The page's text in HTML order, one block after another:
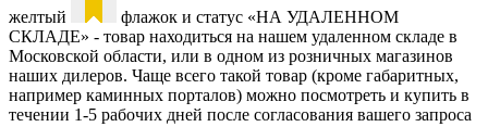
желтый
флажок и статус «НА УДАЛЕННОМ
СКЛАДЕ» - товар находиться на нашем удаленном складе в
Московской области, или в одном из розничных магазинов
наших дилеров. Чаще всего такой товар (кроме габаритных,
например каминных порталов) можно посмотреть и купить в
течении 1-5 рабочих дней после согласования вашего запроса